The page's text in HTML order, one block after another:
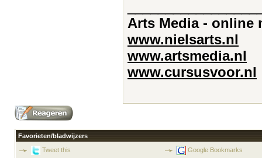
Arts Media - online
www.nielsarts.nl
www.artsmedia.nl
www.cursusvoor.nl
Favorieten/bladwijzers
Tweet this
Google Bookmarks